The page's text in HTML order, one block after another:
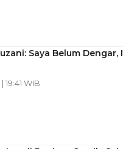
Saya Belum Dengar,
19:41 WIB